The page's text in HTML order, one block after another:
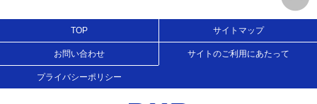
TOP サイトマップ
お問い合わせ サイトのご利用にあたって
プライバシーポリシー